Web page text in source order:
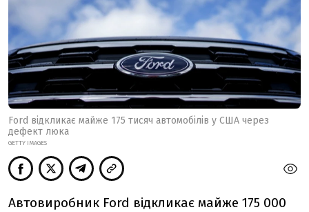
Ford відкликає майже 175 тисяч автомобілів у США через
дефект люка
GETTY IMAGES
Автовиробник Ford відкликає майже 175 000